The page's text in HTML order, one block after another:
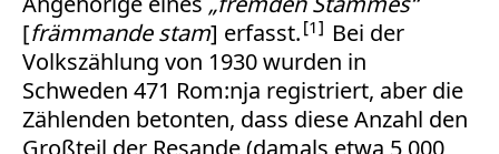
[främmande stam] erfasst. 1
Bei der
Volkszählung von 1930 wurden in
Schweden 471 Rom:nja registriert, aber die
Zählenden betonten, dass diese Anzahl den
Großteil der Resande (damals etwa 5 000